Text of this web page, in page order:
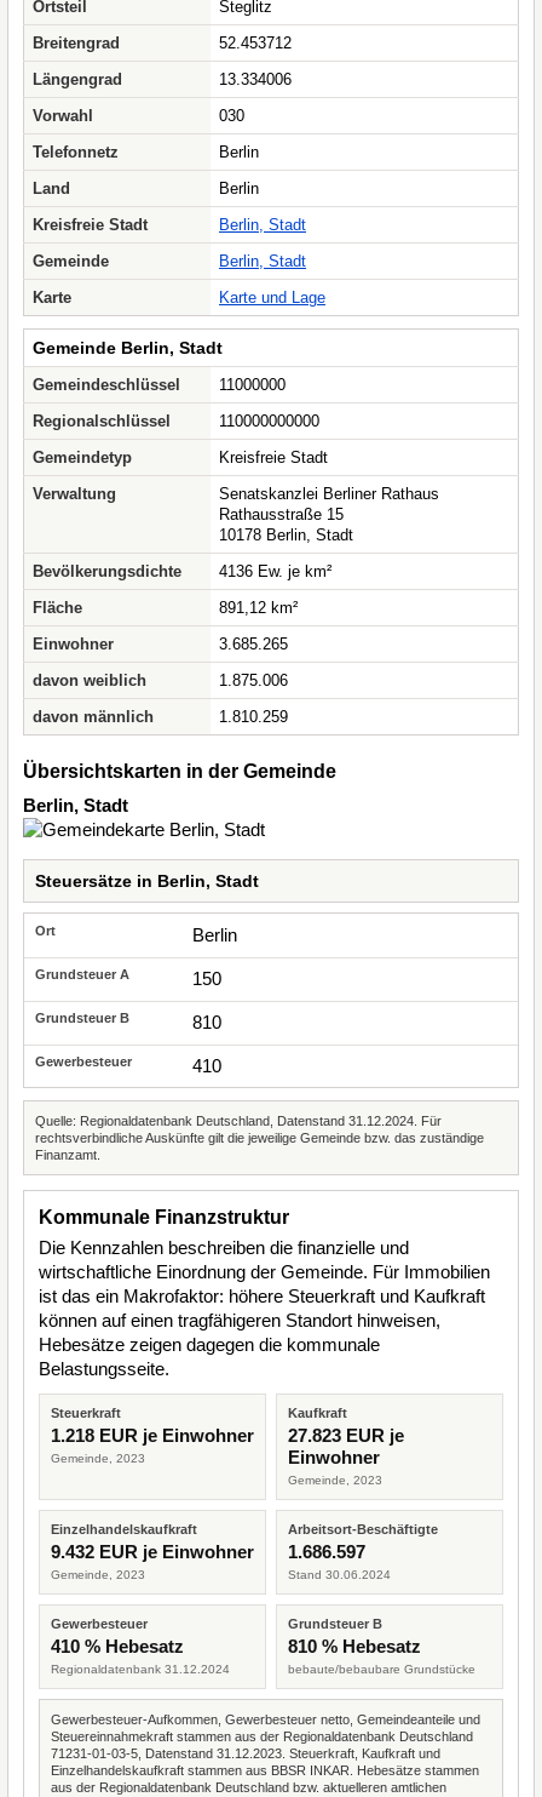
Ortsteil
Steglitz
Breitengrad
52.453712
Längengrad
13.334006
Vorwahl
030
Telefonnetz
Berlin
Land
Berlin
Kreisfreie Stadt
Berlin, Stadt
Gemeinde
Berlin, Stadt
Karte
Karte und Lage
Gemeinde Berlin, Stadt
Gemeindeschlüssel
11000000
Regionalschlüssel
110000000000
Gemeindetyp
Kreisfreie Stadt
Verwaltung
Senatskanzlei Berliner Rathaus
Rathausstraße 15
10178 Berlin, Stadt
Bevölkerungsdichte
4136 Ew. je km²
Fläche
891,12 km²
Einwohner
3.685.265
davon weiblich
1.875.006
davon männlich
1.810.259
Übersichtskarten in der Gemeinde
Berlin, Stadt
Steuersätze in Berlin, Stadt
Berlin
150
810
410
Quelle: Regionaldatenbank Deutschland, Datenstand 31.12.2024. Für
rechtsverbindliche Auskünfte gilt die jeweilige Gemeinde bzw. das zuständige
Finanzamt.
Kommunale Finanzstruktur
Die Kennzahlen beschreiben die finanzielle und
wirtschaftliche Einordnung der Gemeinde. Für Immobilien
ist das ein Makrofaktor: höhere Steuerkraft und Kaufkraft
können auf einen tragfähigeren Standort hinweisen,
Hebesätze zeigen dagegen die kommunale
Belastungsseite.
Steuerkraft
1.218 EUR je Einwohner
Gemeinde, 2023
Kaufkraft
27.823 EUR je
Einwohner
Gemeinde, 2023
Einzelhandelskaufkraft
9.432 EUR je Einwohner
Gemeinde, 2023
Arbeitsort-Beschäftigte
1.686.597
Stand 30.06.2024
Gewerbesteuer
410 % Hebesatz
Regionaldatenbank 31.12.2024
Grundsteuer B
810 % Hebesatz
bebaute/bebaubare Grundstücke
Gewerbesteuer-Aufkommen, Gewerbesteuer netto, Gemeindeanteile und
Steuereinnahmekraft stammen aus der Regionaldatenbank Deutschland
71231-01-03-5, Datenstand 31.12.2023. Steuerkraft, Kaufkraft und
Einzelhandelskaufkraft stammen aus BBSR INKAR. Hebesätze stammen
aus der Regionaldatenbank Deutschland bzw. aktuelleren amtlichen